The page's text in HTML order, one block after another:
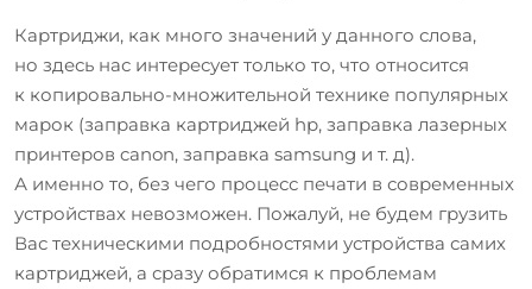
Картриджи, как много значений у данного слова,
но здесь нас интересует только то, что относится
к копировально-множительной технике популярных
марок (заправка картриджей hp, заправка лазерных
принтеров canon, заправка samsung и т. д).
А именно то, без чего процесс печати в современных
устройствах невозможен. Пожалуй, не будем грузить
Вас техническими подробностями устройства самих
картриджей, а сразу обратимся к проблемам